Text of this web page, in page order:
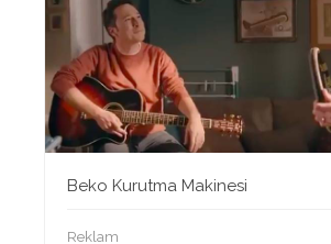
Beko Kurutma Makinesi
Reklam